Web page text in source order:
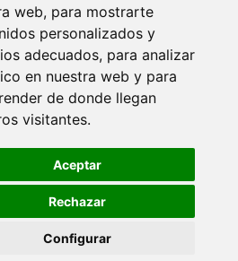
web, para mostrarte
personalizados y
adecuados, para analizar
en nuestra web y para
de donde llegan
visitantes.
Aceptar
Rechazar
Configurar